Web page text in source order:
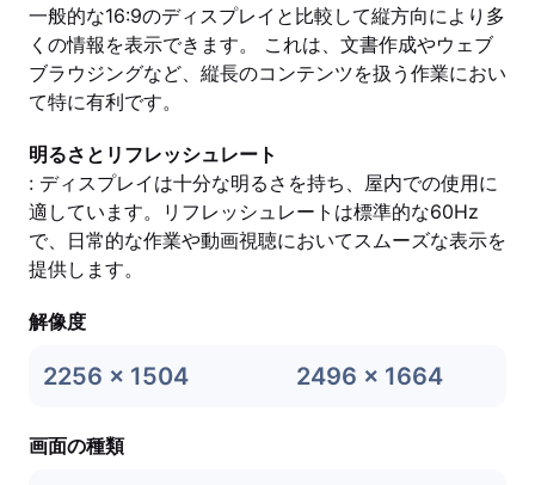
一般的な16:9のディスプレイと比較して縦方向により多
くの情報を表示できます。 これは、文書作成やウェブ
ブラウジングなど、縦長のコンテンツを扱う作業におい
て特に有利です。
明るさとリフレッシュレート
: ディスプレイは十分な明るさを持ち、屋内での使用に
適しています。リフレッシュレートは標準的な60Hz
で、日常的な作業や動画視聴においてスムーズな表示を
提供します。
解像度
2256 x 1504 2496 x 1664
画面の種類